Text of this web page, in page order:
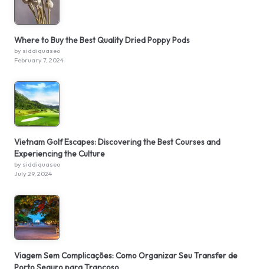
Where to Buy the Best Quality Dried Poppy Pods
by siddiquaseo
February 7, 2024
Vietnam Golf Escapes: Discovering the Best Courses and
Experiencing the Culture
by siddiquaseo
July 29, 2024
Viagem Sem Complicações: Como Organizar Seu Transfer de